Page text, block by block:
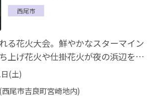
西尾市
る花火大会。鮮やかなスターマイン
上げ花火や仕掛花火が夜の浜辺を華
(土)
尾市吉良町宮崎地内)